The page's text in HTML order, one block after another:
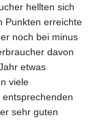
hellten sich
Punkten erreichte
noch bei minus
davon
etwas
viele
sehr guten